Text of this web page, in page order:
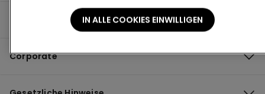
Produktguide
Corporate
IN ALLE COOKIES EINWILLIGEN